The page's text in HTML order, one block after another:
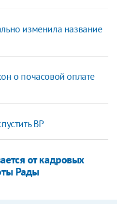
изменила название
о почасовой оплате
ВР
от кадровых
Рады